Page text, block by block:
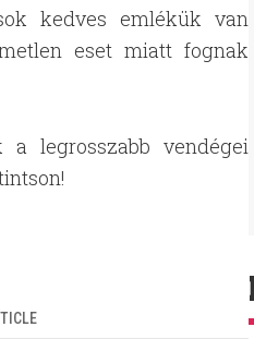
kedves emlékük van
eset miatt fognak
legrosszabb vendégei